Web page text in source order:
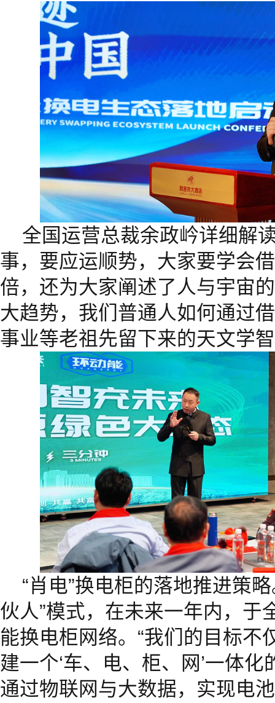
全国运营总裁余政岒详细解
事，要应运顺势，大家要学会
倍，还为大家阐述了人与宇宙
大趋势，我们普通人如何通过
事业等老祖先留下来的天文学
“肖电”换电柜的落地推进策
伙人”模式，在未来一年内，于
能换电柜网络。“我们的目标不
建一个‘车、电、柜、网’一体
通过物联网与大数据，实现电